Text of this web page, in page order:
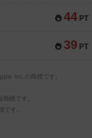
44 PT
39 PT
Inc.の商標です。
標です。
す。